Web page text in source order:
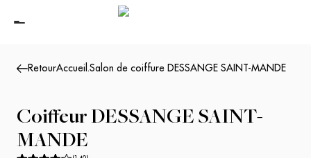
RetourAccueil .Salon de coiffure DESSANGE SAINT-MANDE
Coiffeur DESSANGE SAINT-
MANDE